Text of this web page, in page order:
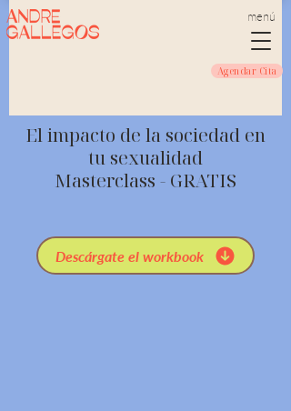
Agendar Cita
menú
El impacto de la sociedad en
tu sexualidad
Masterclass - GRATIS
Descárgate el workbook